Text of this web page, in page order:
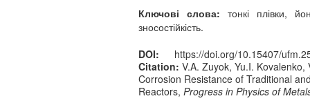
Ключові слова: тонкі плівки,
зносостійкість.
DOI:
https://doi.org/10.15407/
Citation: V.A. Zuyok, Yu.I.
Corrosion Resistance of Traditional
Reactors, Progress in Physics of